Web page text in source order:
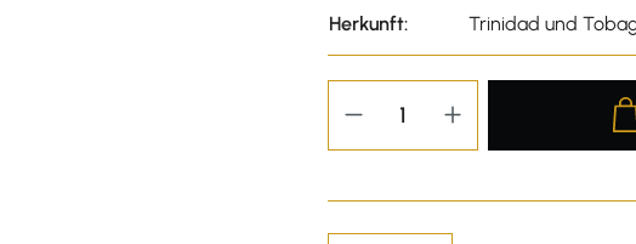
Herkunft:
Trinidad und
Produkt